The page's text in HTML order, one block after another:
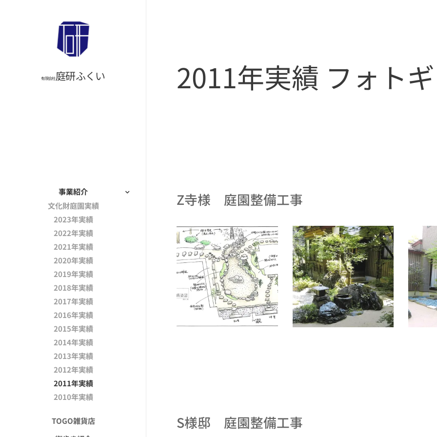
有限会社庭研ふくい
事業紹介
文化財庭園実績
2023年実績
2022年実績
2021年実績
2020年実績
2019年実績
2018年実績
2017年実績
2016年実績
2015年実績
2014年実績
2013年実績
2012年実績
2011年実績
2010年実績
TOGO雑貨店
2011年実績 フォト
Z寺様 庭園整備工事
S様邸 庭園整備工事